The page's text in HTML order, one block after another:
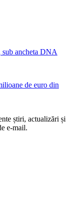
ancheta DNA
de euro din
știri, actualizări și
e-mail.